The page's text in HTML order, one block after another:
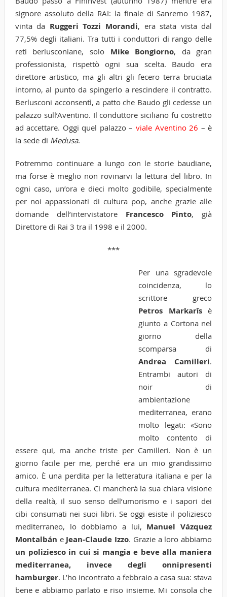
signore assoluto della RAI: la finale di Sanremo 1987,
vinta da Ruggeri Tozzi Morandi, era stata vista dal
77,5% degli italiani. Tra tutti i conduttori di rango delle
reti berlusconiane, solo Mike Bongiorno, da gran
professionista, rispettò ogni sua scelta. Baudo era
direttore artistico, ma gli altri gli fecero terra bruciata
intorno, al punto da spingerlo a rescindere il contratto.
Berlusconi acconsentì, a patto che Baudo gli cedesse un
palazzo sull’Aventino. Il conduttore siciliano fu costretto
ad accettare. Oggi quel palazzo – viale Aventino 26 – è
la sede di Medusa.
Potremmo continuare a lungo con le storie baudiane,
ma forse è meglio non rovinarvi la lettura del libro. In
ogni caso, un’ora e dieci molto godibile, specialmente
per noi appassionati di cultura pop, anche grazie alle
domande dell’intervistatore Francesco Pinto, già
Direttore di Rai 3 tra il 1998 e il 2000.
***
Per una sgradevole
coincidenza, lo
scrittore greco
Petros Markarīsè
giunto a Cortona nel
giorno della
scomparsa di
Andrea Camilleri.
Entrambi autori di
noir di
ambientazione
mediterranea, erano
molto legati: «Sono
molto contento di
essere qui, ma anche triste per Camilleri. Non è un
giorno facile per me, perché era un mio grandissimo
amico. È una perdita per la letteratura italiana e per la
cultura mediterranea. Ci mancherà la sua chiara visione
della realtà, il suo senso dell’umorismo e i sapori dei
cibi consumati nei suoi libri. Se oggi esiste il poliziesco
mediterraneo, lo dobbiamo a lui, Manuel Vázquez
Montalbán e Jean-Claude Izzo. Grazie a loro abbiamo
un poliziesco in cui si mangia e beve alla maniera
mediterranea, invece degli onnipresenti
hamburger. L’ho incontrato a febbraio a casa sua: stava
bene e abbiamo parlato e riso insieme. Mi consola che